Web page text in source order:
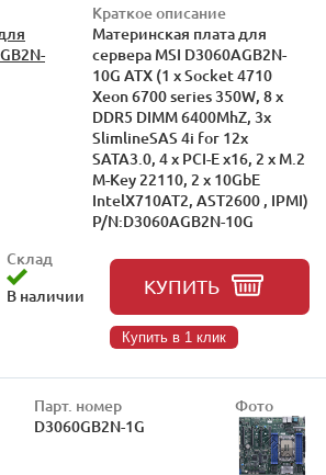
Краткое описание
Материнская плата для
сервера MSI D3060AGB2N-
10G ATX (1 x Socket 4710
Xeon 6700 series 350W, 8 x
DDR5 DIMM 6400MhZ, 3x
SlimlineSAS 4i for 12x
SATA3.0, 4 x PCI-E x16, 2 x M.2
M-Key 22110, 2 x 10GbE
IntelX710AT2, AST2600 , IPMI)
P/N:D3060AGB2N-10G
Склад
В наличии
КУПИТЬ
Купить в 1 клик
Парт. номер
D3060GB2N-1G
Фото